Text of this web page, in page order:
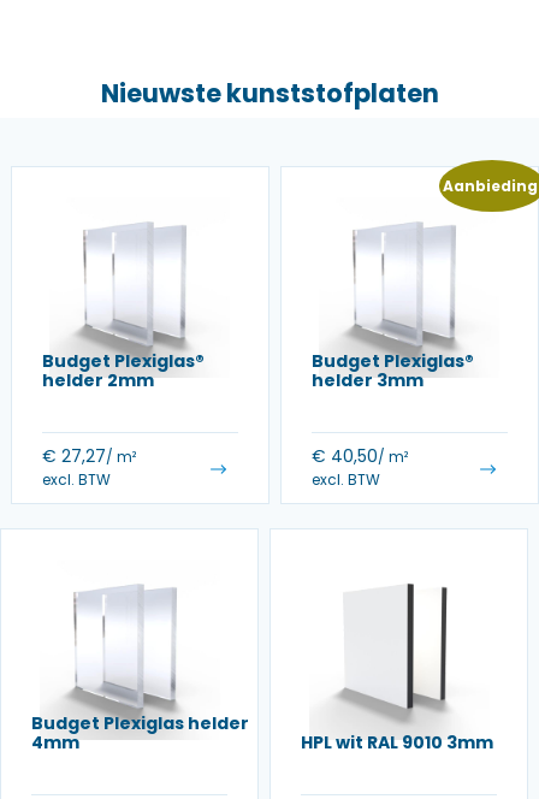
Nieuwste kunststofplaten
Budget Plexiglas®
helder 2mm
€ 27,27/ m²
excl. BTW
Budget Plexiglas®
helder 3mm
€ 40,50/ m²
excl. BTW
Budget Plexiglas helder
4mm
HPL wit RAL 9010 3mm